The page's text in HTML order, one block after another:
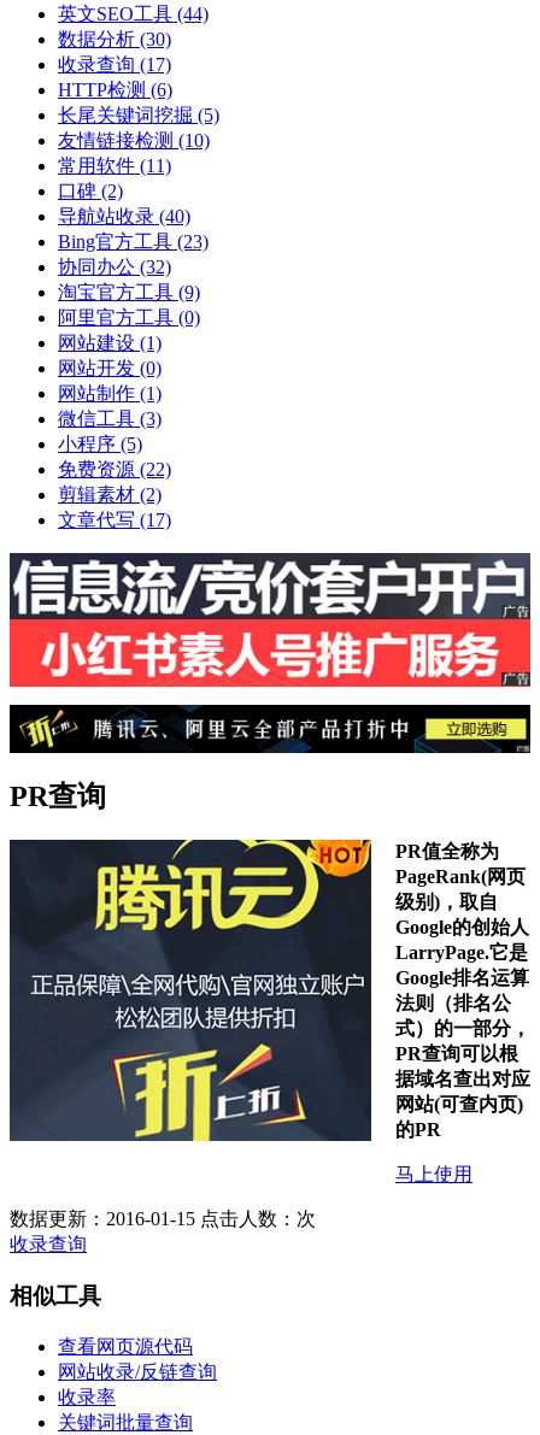
英文SEO工具 (44)
数据分析 (30)
收录查询 (17)
HTTP检测 (6)
长尾关键词挖掘 (5)
友情链接检测 (10)
常用软件 (11)
口碑 (2)
导航站收录 (40)
Bing官方工具 (23)
协同办公 (32)
淘宝官方工具 (9)
阿里官方工具 (0)
网站建设 (1)
网站开发 (0)
网站制作 (1)
微信工具 (3)
小程序 (5)
免费资源 (22)
剪辑素材 (2)
文章代写 (17)
PR查询
PR值全称为
PageRank(网页
级别)，取自
Google的创始人
LarryPage.它是
Google排名运算
法则（排名公
式）的一部分，
PR查询可以根
据域名查出对应
网站(可查内页)
的PR
马上使用
数据更新：2016-01-15 点击人数： 次
收录查询
相似工具
查看网页源代码
网站收录/反链查询
收录率
关键词批量查询